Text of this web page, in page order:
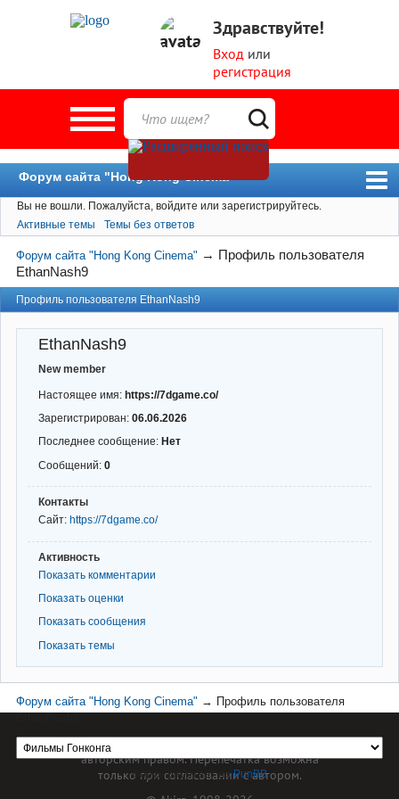
Здравствуйте!
Вход или
регистрация
Форум сайта "Hong Kong Cinema"
Форум
Новости
Пользователи
Поиск
Вы не вошли. Пожалуйста, войдите или зарегистрируйтесь.
Активные темы
Темы без ответов
Форум сайта "Hong Kong Cinema" → Профиль пользователя
EthanNash9
Профиль пользователя EthanNash9
EthanNash9
New member
Настоящее имя: https://7dgame.co/
Зарегистрирован: 06.06.2026
Последнее сообщение: Нет
Сообщений: 0
Контакты
Сайт: https://7dgame.co/
Активность
Показать комментарии
Показать оценки
Показать сообщения
Показать темы
Форум сайта "Hong Kong Cinema" → Профиль пользователя
Форум работает наPunBB
Материал сайта hkcinema.ru защищен
авторским правом. Перепечатка возможна
только при согласовании с автором.